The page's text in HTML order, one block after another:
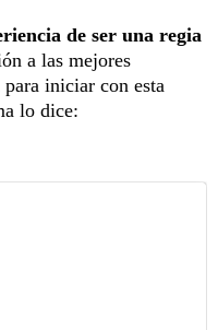
de ser una regia
a las mejores
para iniciar con esta
lo dice: